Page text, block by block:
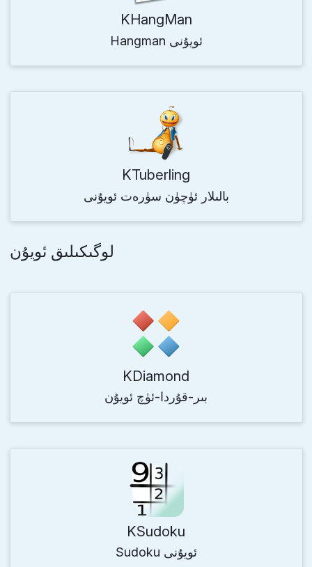
KHangMan
Hangman ئويۇنى
KTuberling
بالىلار ئۈچۈن سۈرەت ئويۇنى
لوگىكىلىق ئويۇن
KDiamond
بىر-قۇردا-ئۈچ ئويۇن
KSudoku
Sudoku ئويۇنى